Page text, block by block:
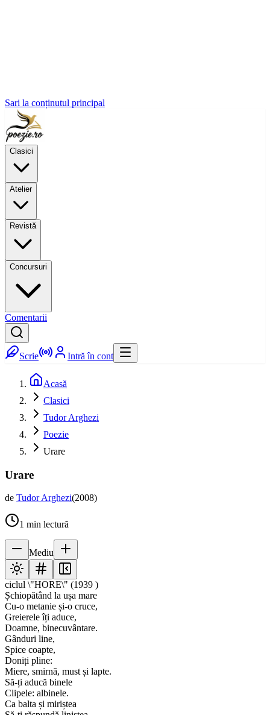
Sari la conținutul principal
Clasici
Atelier
Revistă
Concursuri
Comentarii
Scrie Intră în cont
Acasă
Clasici
Tudor Arghezi
Poezie
Urare
Urare
de Tudor Arghezi(2008)
1 min lectură
Mediu
ciclul \"HORE\" (1939 )
Șchiopătând la ușa mare
Cu-o metanie și-o cruce,
Greierele îți aduce,
Doamne, binecuvântare.
Gânduri line,
Spice coapte,
Doniți pline:
Miere, smirnă, must și lapte.
Să-ți aducă binele
Clipele: albinele.
Ca balta și miriștea